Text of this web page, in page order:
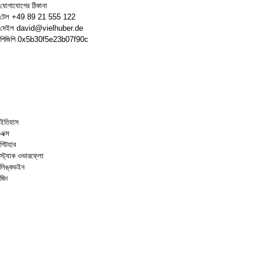
যোগাযোগের ঠিকানা
টেল +49 89 21 555 122
মেইল david@vielhuber.de
পিজিপি 0x5b30f5e23b07f90c
ইতিহাস
এক্স
গিটহাব
স্ট্যাক ওভারফ্লো
লিঙ্কডইন
জিং